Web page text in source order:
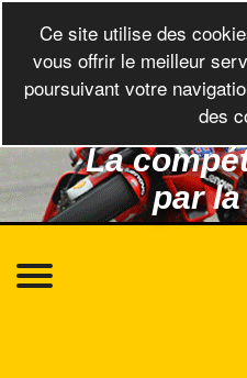
La
par
Ce site utilise des
vous offrir le meilleur
poursuivant votre
des